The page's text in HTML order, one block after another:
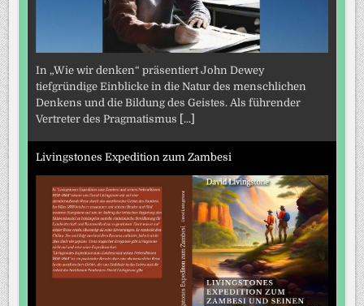
In „Wie wir denken“ präsentiert John Dewey
tiefgründige Einblicke in die Natur des menschlichen
Denkens und die Bildung des Geistes. Als führender
Vertreter des Pragmatismus [...]
Livingstones Expedition zum Zambesi